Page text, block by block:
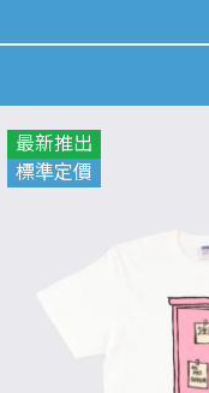
最新推出
標準定價